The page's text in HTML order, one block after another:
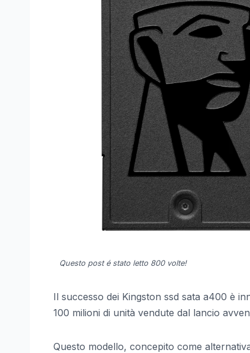
Questo post é stato letto 800 volte!
Il successo dei Kingston ssd sata a400 è
100 milioni di unità vendute dal lancio
Questo modello, concepito come